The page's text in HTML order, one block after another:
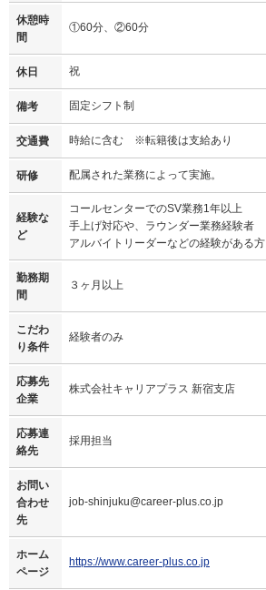
休憩時
間
①60分、②60分
休日 祝
備考 固定シフト制
交通費 時給に含む ※転籍後は支給あり
研修 配属された業務によって実施。
経験な
ど
コールセンターでのSV業務1年以上
手上げ対応や、ラウンダー業務経験者
アルバイトリーダーなどの経験がある方
勤務期
間
３ヶ月以上
こだわ
り条件
経験者のみ
応募先
企業
株式会社キャリアプラス 新宿支店
応募連
絡先
採用担当
お問い
合わせ
先
job-shinjuku@career-plus.co.jp
ホーム
ページ
https://www.career-plus.co.jp